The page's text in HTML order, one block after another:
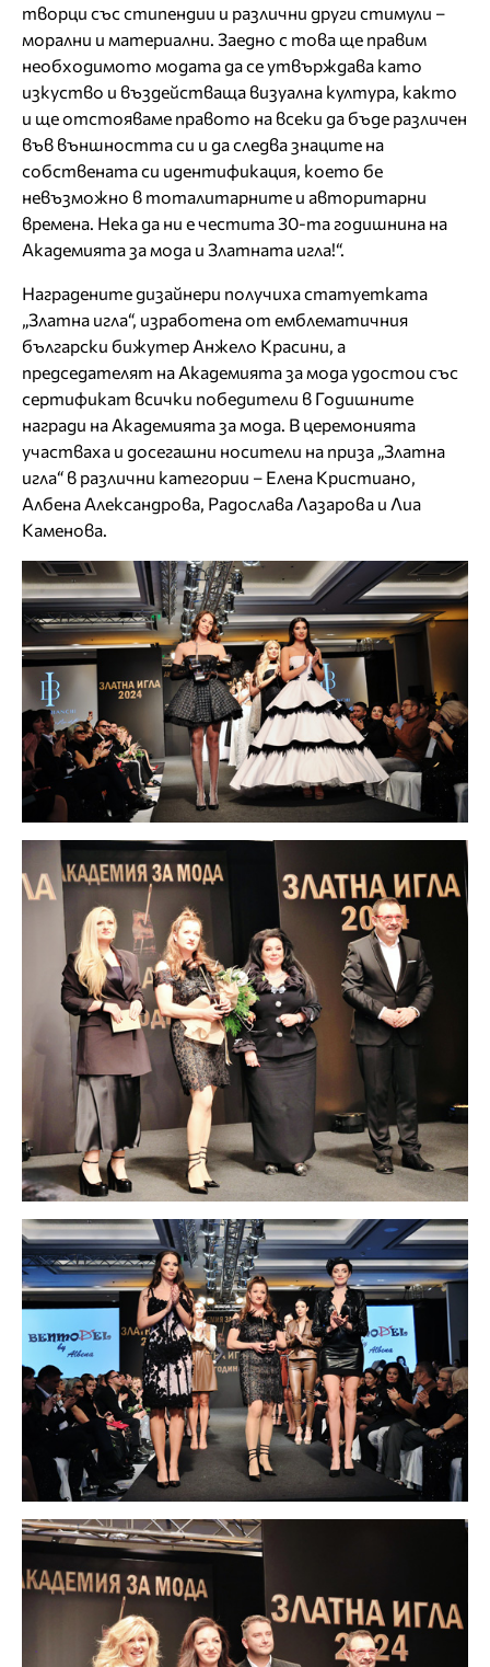
творци със стипендии и различни други стимули –
морални и материални. Заедно с това ще правим
необходимото модата да се утвърждава като
изкуство и въздействаща визуална култура, както
и ще отстояваме правото на всеки да бъде различен
във външността си и да следва знаците на
собствената си идентификация, което бе
невъзможно в тоталитарните и авторитарни
времена. Нека да ни е честита 30-та годишнина на
Академията за мода и Златната игла!“.
Наградените дизайнери получиха статуетката
„Златна игла“, изработена от емблематичния
български бижутер Анжело Красини, а
председателят на Академията за мода удостои със
сертификат всички победители в Годишните
награди на Академията за мода. В церемонията
участваха и досегашни носители на приза „Златна
игла“ в различни категории – Елена Кристиано,
Албена Александрова, Радослава Лазарова и Лиа
Каменова.